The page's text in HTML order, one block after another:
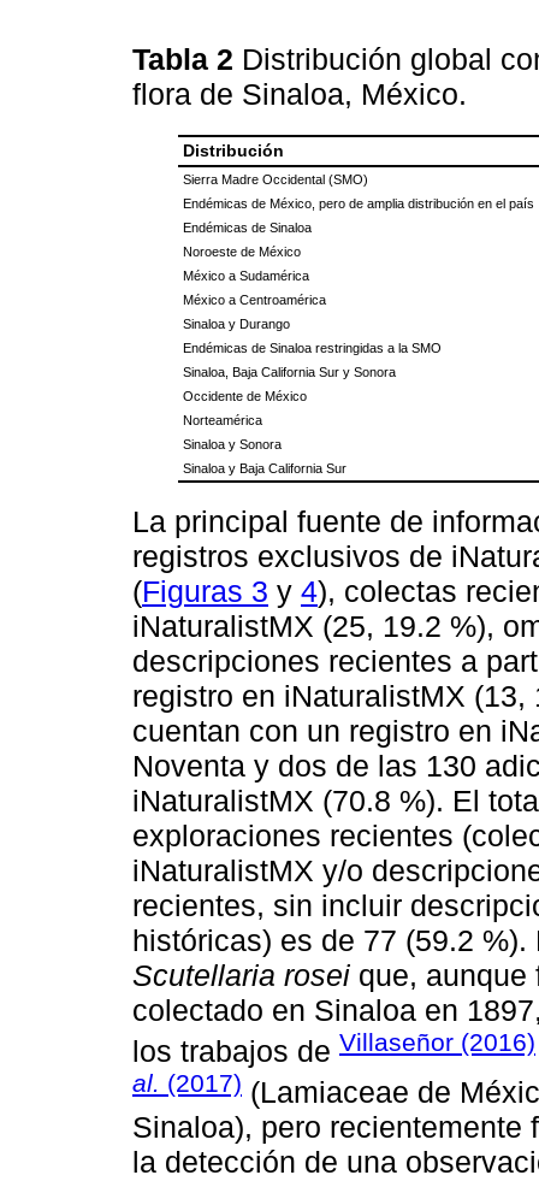
Tabla 2 Distribución global
flora de Sinaloa, México.
Distribución
Sierra Madre Occidental (SMO)
Endémicas de México, pero de amplia distribución en el país
Endémicas de Sinaloa
Noroeste de México
México a Sudamérica
México a Centroamérica
Sinaloa y Durango
Endémicas de Sinaloa restringidas a la SMO
Sinaloa, Baja California Sur y Sonora
Occidente de México
Norteamérica
Sinaloa y Sonora
Sinaloa y Baja California Sur
La principal fuente de
registros exclusivos de
(Figuras 3 y 4), colectas
iNaturalistMX (25, 19.2 %),
descripciones recientes a
registro en iNaturalistMX
cuentan con un registro en
Noventa y dos de las 130
iNaturalistMX (70.8 %). El
exploraciones recientes
iNaturalistMX y/o
recientes, sin incluir
históricas) es de 77 (59.2
Scutellaria rosei que, aunque
colectado en Sinaloa en
los trabajos de Villaseñor (2016)
al. (2017) (Lamiaceae de
Sinaloa), pero
la detección de una